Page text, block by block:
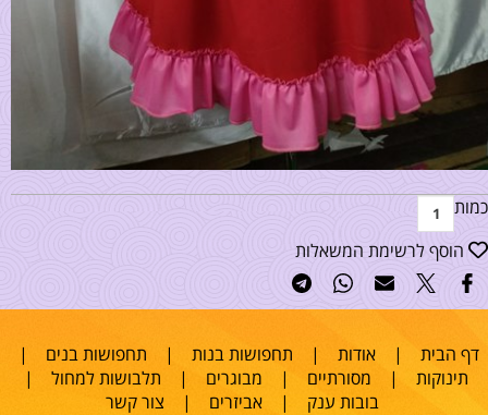
כמות
הוסף לרשימת המשאלות
דף הבית |אודות | תחפושות בנות | תחפושות בנים |
תינוקות | מסורתיים | מבוגרים | תלבושות למחול |
בובות ענק |אביזרים | צור קשר